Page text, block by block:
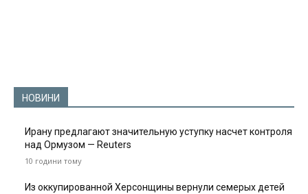
НОВИНИ
Ирану предлагают значительную уступку насчет контроля
над Ормузом — Reuters
10 години тому
Из оккупированной Херсонщины вернули семерых детей